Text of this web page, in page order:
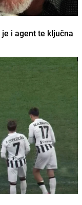
i agent te ključna